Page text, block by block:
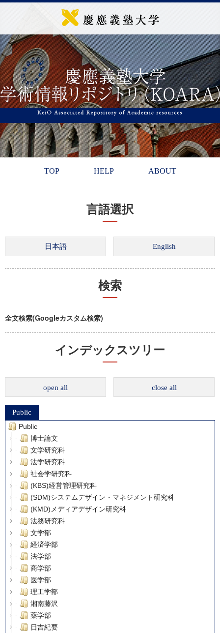
TOP HELP ABOUT
言語選択
検索
全文検索(Googleカスタム検索)
インデックスツリー
open all close all
Public
Public
博士論文
文学研究科
法学研究科
社会学研究科
(KBS)経営管理研究科
(SDM)システムデザイン・マネジメント研究科
(KMD)メディアデザイン研究科
法務研究科
文学部
経済学部
法学部
商学部
医学部
理工学部
湘南藤沢
薬学部
日吉紀要